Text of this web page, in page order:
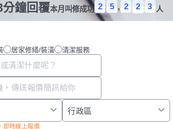
鐘回覆本月叫修成功 2 5 , 2 2 3 人
居家修繕/裝潢 清潔服務
即時線上報價